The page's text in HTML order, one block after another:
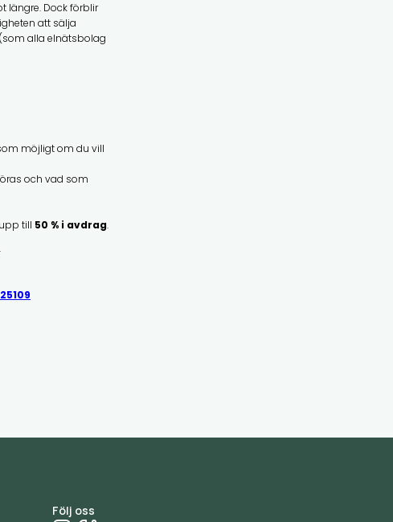
längre. Dock förblir
att sälja
alla elnätsbolag
möjligt om du vill
och vad som
till 50 % i avdrag.
Följ oss